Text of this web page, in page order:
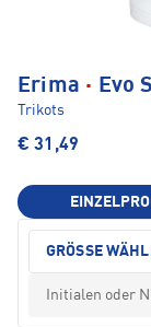
Erima · Evo
Trikots
€ 31,49
GRÖSSE